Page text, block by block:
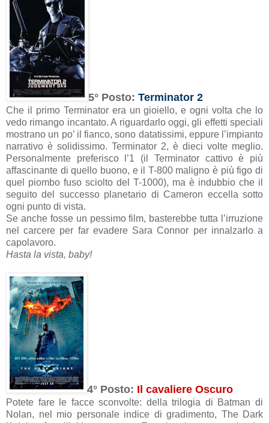
5° Posto: Terminator 2
Che il primo Terminator era un gioiello, e ogni volta che lo
vedo rimango incantato. A riguardarlo oggi, gli effetti speciali
mostrano un po’ il fianco, sono datatissimi, eppure l’impianto
narrativo è solidissimo. Terminator 2, è dieci volte meglio.
Personalmente preferisco l’1 (il Terminator cattivo è più
affascinante di quello buono, e il T-800 maligno è più figo di
quel piombo fuso sciolto del T-1000), ma è indubbio che il
seguito del successo planetario di Cameron eccella sotto
ogni punto di vista.
Se anche fosse un pessimo film, basterebbe tutta l’irruzione
nel carcere per far evadere Sara Connor per innalzarlo a
capolavoro.
Hasta la vista, baby!
4° Posto: Il cavaliere Oscuro
Potete fare le facce sconvolte: della trilogia di Batman di
Nolan, nel mio personale indice di gradimento, The Dark